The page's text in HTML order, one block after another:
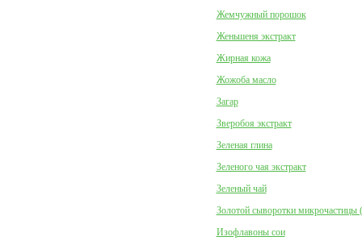
Жемчужный порошок
Женьшеня экстракт
Жирная кожа
Жожоба масло
Загар
Зверобоя экстракт
Зеленая глина
Зеленого чая экстракт
Зеленый чай
Золотой сыворотки микрочастицы
Изофлавоны сои